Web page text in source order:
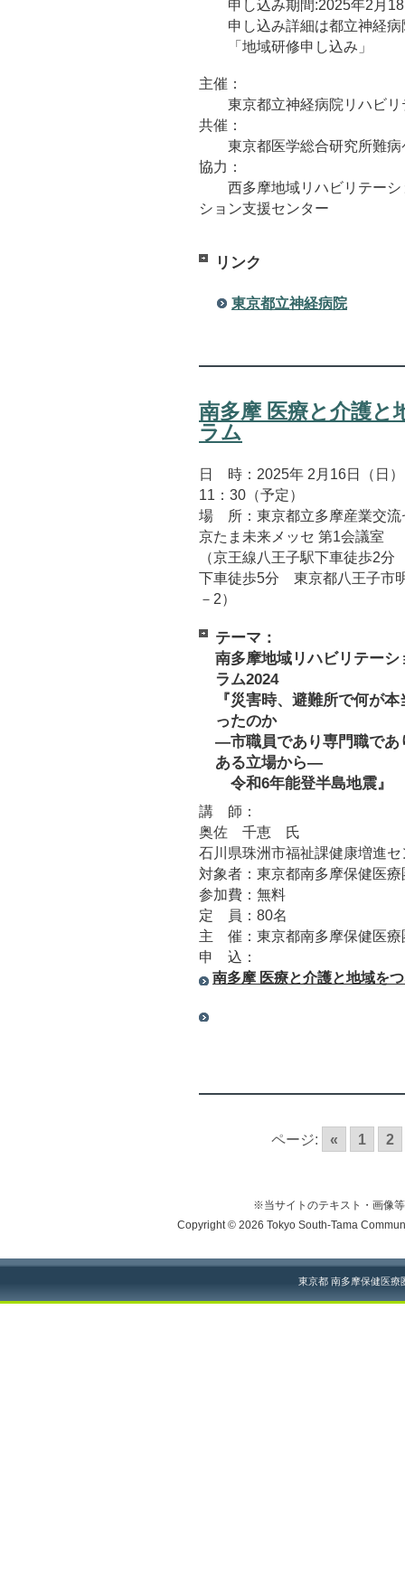
申し込み期間:2025年2月18
申し込み詳細は都立神経病
「地域研修申し込み」
主催：
東京都立神経病院リハビリ
共催：
東京都医学総合研究所難病
協力：
西多摩地域リハビリテーシ
ション支援センター
リンク
東京都立神経病院
南多摩 医療と介護
ラム
日 時：2025年 2月16日（日
11：30（予定）
場 所：東京都立多摩産業交
京たま未来メッセ 第1会議室
（京王線八王子駅下車徒歩2
下車徒歩5分 東京都八王子市
－2）
テーマ：
南多摩地域リハビリテーシ
ラム2024
『災害時、避難所で何が
ったのか
―市職員であり専門職であ
ある立場から―
令和6年能登半島地震』
講 師：
奥佐 千恵 氏
石川県珠洲市福祉課健康増進
対象者：東京都南多摩保健医
参加費：無料
定 員：80名
主 催：東京都南多摩保健医療
申 込：
南多摩 医療と介護と地域を
ページ: « 1 2
※当サイトのテキスト・画像
Copyright © 2026 Tokyo South-Tama
東京都 南多摩保健医療